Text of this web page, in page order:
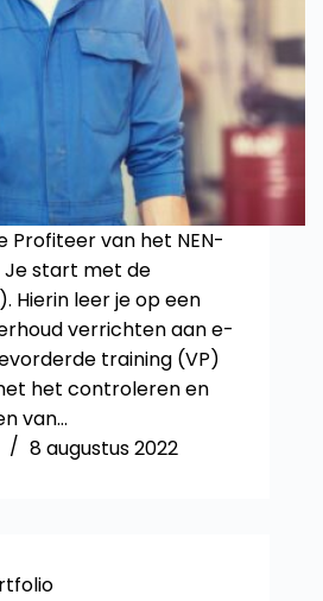
Profiteer van het NEN-
Je start met de
Hierin leer je op een
verrichten aan e-
training (VP)
het controleren en
van…
8 augustus 2022